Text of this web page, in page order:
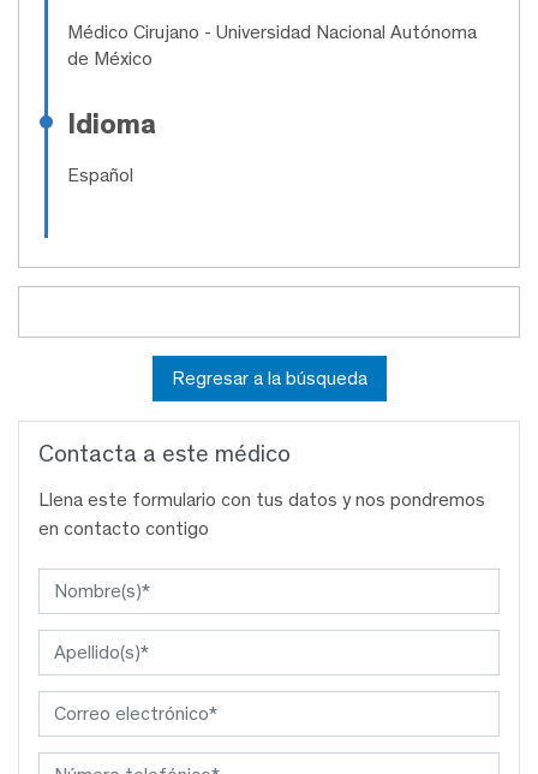
Médico Cirujano - Universidad Nacional Autónoma
de México
Idioma
Español
Regresar a la búsqueda
Contacta a este médico
Llena este formulario con tus datos y nos pondremos
en contacto contigo